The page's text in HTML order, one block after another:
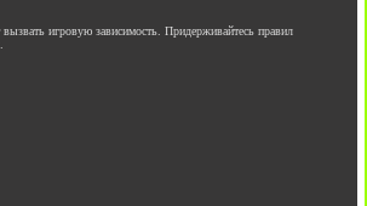
игровую зависимость. Придерживайтесь правил